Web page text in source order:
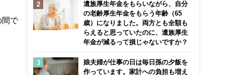
間で
遺族厚生年金をもらいながら、自分
の老齢厚生年金をもらう年齢（65
歳）になりました。両方とも全額も
らえると思っていたのに、遺族厚生
年金が減るって損じゃないですか？
娘夫婦が仕事の日は毎日孫の夕飯を
作っています。家計への負担も増え